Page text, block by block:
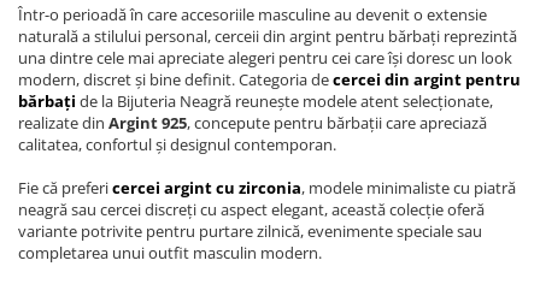
Coliere cu Flori
Coliere cu Animale
Coliere cu Molecule
Coliere Diverse
BRĂȚĂRI
Brățări din Aur cu șnur reglabil
Brățări din Argint cu șnur reglabil
BRĂȚĂRI CU PIETRE SEMIPREȚIOASE
Într-o perioadă în care accesoriile masculine au devenit o extensie
naturală a stilului personal, cerceii din argint pentru bărbați reprezintă
una dintre cele mai apreciate alegeri pentru cei care își doresc un look
modern, discret și bine definit. Categoria decercei din argint pentru
bărbați de la Bijuteria Neagră reunește modele atent selecționate,
realizate din Argint 925, concepute pentru bărbații care apreciază
calitatea, confortul și designul contemporan.
Fie că prefericercei argint cu zirconia, modele minimaliste cu piatră
neagră sau cercei discreți cu aspect elegant, această colecție oferă
variante potrivite pentru purtare zilnică, evenimente speciale sau
completarea unui outfit masculin modern.